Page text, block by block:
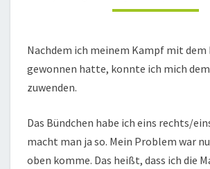
Nachdem ich meinem Kampf mit dem
gewonnen hatte, konnte ich mich
zuwenden.
Das Bündchen habe ich eins rechts/
macht man ja so. Mein Problem war
oben komme. Das heißt, dass ich die